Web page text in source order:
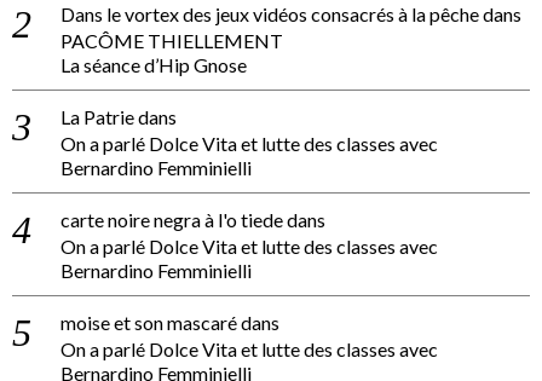
Dans le vortex des jeux vidéos consacrés à la pêchedans
PACÔME THIELLEMENT
La séance d’Hip Gnose
La Patriedans
On a parlé Dolce Vita et lutte des classes avec
Bernardino Femminielli
carte noire negra à l'o tiededans
On a parlé Dolce Vita et lutte des classes avec
Bernardino Femminielli
moise et son mascarédans
On a parlé Dolce Vita et lutte des classes avec
Bernardino Femminielli